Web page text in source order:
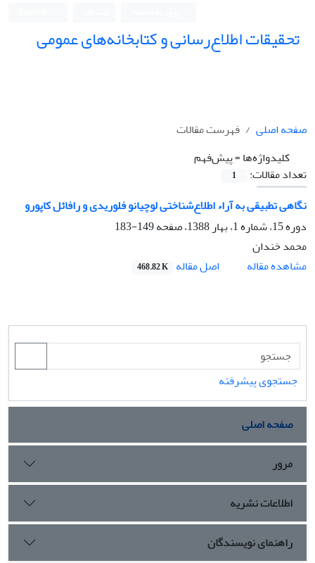
تحقیقات اطلاع‌رسانی و کتابخانه‌های عمومی
صفحه اصلی
فهرست مقالات
کلیدواژه‌ها =پیش‌فهم
تعداد مقالات:
1
نگاهی تطبیقی به آراء اطلاع‌شناختی لوچیانو فلوریدی و رافائل کاپورو
دوره 15، شماره 1، بهار 1388، صفحه
149-183
محمد خندان
مشاهده مقاله
اصل مقاله 468.82 K
جستجوی پیشرفته
صفحه اصلی
مرور
اطلاعات نشریه
راهنمای نویسندگان